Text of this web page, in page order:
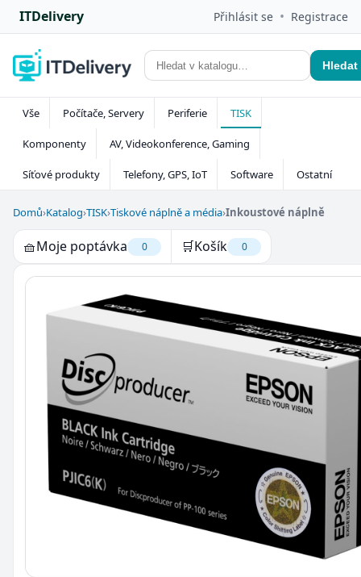
ITDelivery Přihlásit se • Registrace
Hledat
Vše Počítače, Servery Periferie TISK
Komponenty AV, Videokonference, Gaming
Síťové produkty Telefony, GPS, IoT Software Ostatní
Domů›Katalog›TISK›Tiskové náplně a média›Inkoustové náplně
🧺Moje poptávka 0 🛒Košík 0